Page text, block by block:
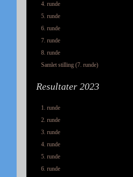
4. runde
5. runde
6. runde
7. runde
8. runde
Samlet stilling (7. runde)
Resultater 2023
1. runde
2. runde
3. runde
4. runde
5. runde
6. runde